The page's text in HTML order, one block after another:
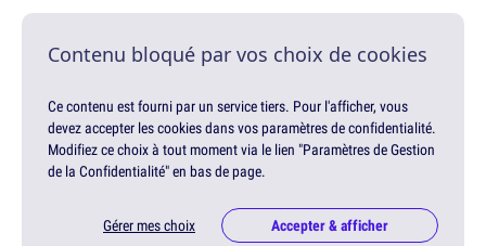
Contenu bloqué par vos choix de cookies
Ce contenu est fourni par un service tiers. Pour l'afficher, vous
devez accepter les cookies dans vos paramètres de confidentialité.
Modifiez ce choix à tout moment via le lien "Paramètres de Gestion
de la Confidentialité" en bas de page.
Gérer mes choix Accepter & afficher